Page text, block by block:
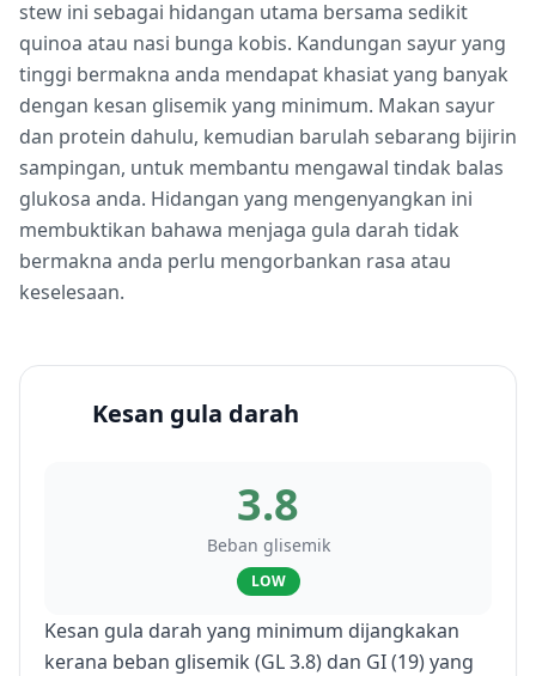
stew ini sebagai hidangan utama bersama sedikit
quinoa atau nasi bunga kobis. Kandungan sayur yang
tinggi bermakna anda mendapat khasiat yang banyak
dengan kesan glisemik yang minimum. Makan sayur
dan protein dahulu, kemudian barulah sebarang bijirin
sampingan, untuk membantu mengawal tindak balas
glukosa anda. Hidangan yang mengenyangkan ini
membuktikan bahawa menjaga gula darah tidak
bermakna anda perlu mengorbankan rasa atau
keselesaan.
Kesan gula darah
3.8
Beban glisemik
LOW
Kesan gula darah yang minimum dijangkakan
kerana beban glisemik (GL 3.8) dan GI (19) yang